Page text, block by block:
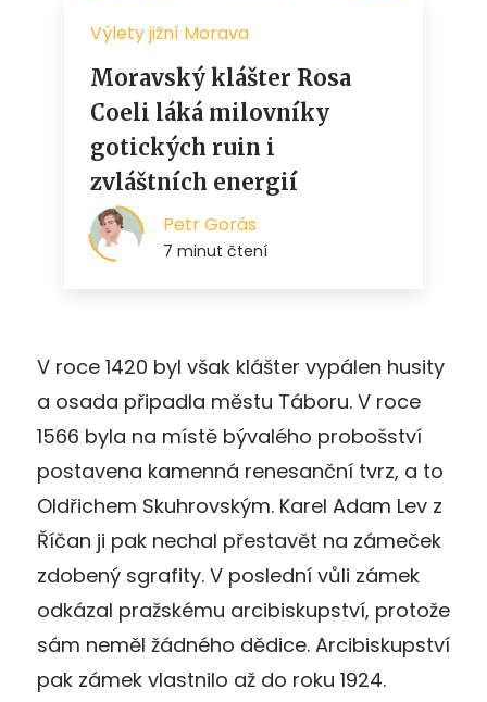
V roce 1420 byl však klášter vypálen husity
a osada připadla městu Táboru. V roce
1566 byla na místě bývalého probošství
postavena kamenná renesanční tvrz, a to
Oldřichem Skuhrovským. Karel Adam Lev z
Říčan ji pak nechal přestavět na zámeček
zdobený sgrafity. V poslední vůli zámek
odkázal pražskému arcibiskupství, protože
sám neměl žádného dědice. Arcibiskupství
pak zámek vlastnilo až do roku 1924.